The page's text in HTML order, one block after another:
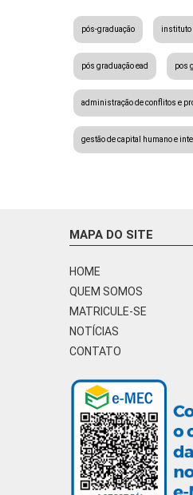
pós-graduação instituto
pós graduação ead pos
administração de conflitos e
gestão de capital humano e
MAPA DO SITE
HOME
QUEM SOMOS
MATRICULE-SE
NOTÍCIAS
CONTATO